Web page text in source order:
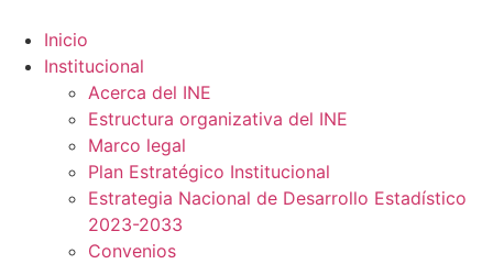
Inicio
Institucional
Acerca del INE
Estructura organizativa del INE
Marco legal
Plan Estratégico Institucional
Estrategia Nacional de Desarrollo Estadístico
2023-2033
Convenios